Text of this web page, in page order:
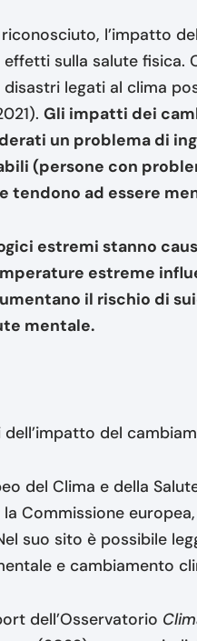
l’impatto
sulla salute fisica.
legati al clima
Gli impatti dei
un problema di
(persone con
tendono ad essere
estremi stanno
estreme
il rischio di
mentale.
del
del Clima e della
Commissione
suo sito è possibile
e cambiamento
dell’Osservatorio